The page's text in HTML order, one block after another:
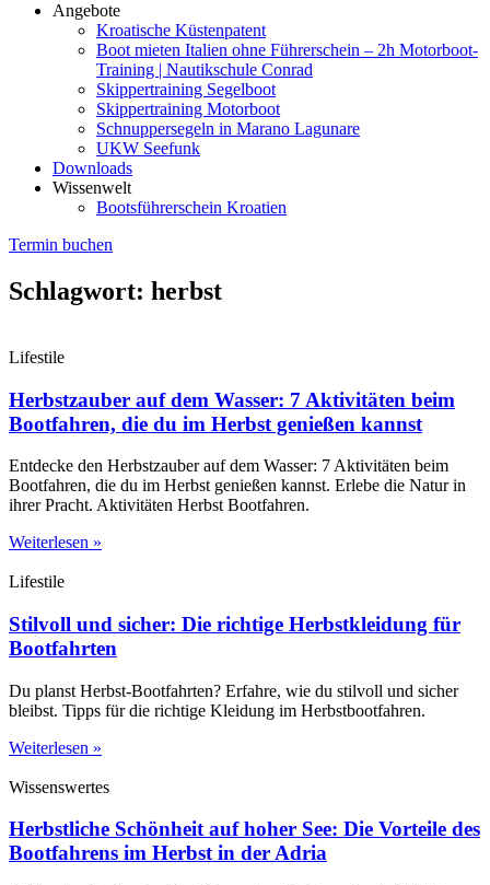
Angebote
Kroatische Küstenpatent
Boot mieten Italien ohne Führerschein – 2h Motorboot-
Training | Nautikschule Conrad
Skippertraining Segelboot
Skippertraining Motorboot
Schnuppersegeln in Marano Lagunare
UKW Seefunk
Downloads
Wissenwelt
Bootsführerschein Kroatien
Termin buchen
Schlagwort: herbst
Lifestile
Herbstzauber auf dem Wasser: 7 Aktivitäten beim
Bootfahren, die du im Herbst genießen kannst
Entdecke den Herbstzauber auf dem Wasser: 7 Aktivitäten beim
Bootfahren, die du im Herbst genießen kannst. Erlebe die Natur in
ihrer Pracht. Aktivitäten Herbst Bootfahren.
Weiterlesen »
Lifestile
Stilvoll und sicher: Die richtige Herbstkleidung für
Bootfahrten
Du planst Herbst-Bootfahrten? Erfahre, wie du stilvoll und sicher
bleibst. Tipps für die richtige Kleidung im Herbstbootfahren.
Weiterlesen »
Wissenswertes
Herbstliche Schönheit auf hoher See: Die Vorteile des
Bootfahrens im Herbst in der Adria